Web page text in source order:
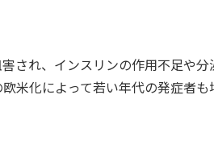
され、インスリンの作用不足や
米化によって若い年代の発症者も